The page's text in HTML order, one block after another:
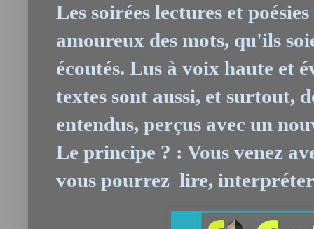
Les soirées lectures et
amoureux des mots, qu'ils
écoutés. Lus à voix haute et
textes sont aussi, et surtout,
entendus, perçus avec un
Le principe ? : Vous venez
vous pourrez lire,